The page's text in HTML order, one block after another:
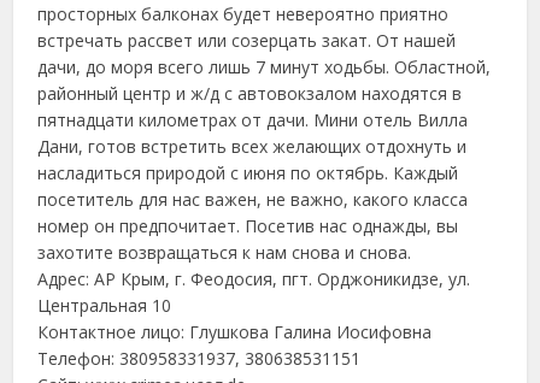
просторных балконах будет невероятно приятно
встречать рассвет или созерцать закат. От нашей
дачи, до моря всего лишь 7 минут ходьбы. Областной,
районный центр и ж/д с автовокзалом находятся в
пятнадцати километрах от дачи. Мини отель Вилла
Дани, готов встретить всех желающих отдохнуть и
насладиться природой с июня по октябрь. Каждый
посетитель для нас важен, не важно, какого класса
номер он предпочитает. Посетив нас однажды, вы
захотите возвращаться к нам снова и снова.
Адрес: АР Крым, г. Феодосия, пгт. Орджоникидзе, ул.
Центральная 10
Контактное лицо: Глушкова Галина Иосифовна
Телефон: 380958331937, 380638531151